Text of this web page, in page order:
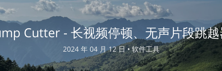
Cutter - 长视频停顿、无声片段跳
2024 年 04 月 12 日 •软件工具